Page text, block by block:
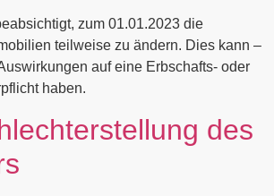
zum 01.01.2023 die
teilweise zu ändern. Dies kann –
auf eine Erbschafts- oder
haben.
des